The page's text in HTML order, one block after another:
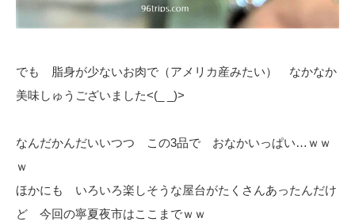
でも 脂身が少ないお肉で（アメリカ産みたい） なかなか
美味しゅうございました<(_ _)>
なんだかんだいいつつ この3品で おなかいっぱい…ｗｗ
ｗ
ほかにも いろいろ楽しそうな屋台がたくさんあったんだけ
ど 今回の寧夏夜市はここまでｗｗ